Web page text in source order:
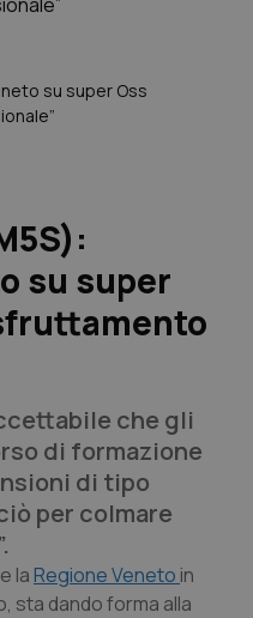
su super Oss
su super
che gli
di formazione
di tipo
per colmare
laRegione Veneto in
sta dando forma alla